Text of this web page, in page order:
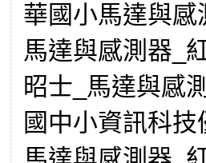
華國小馬達與
馬達與感測器_
昭士_馬達與感
國中小資訊科